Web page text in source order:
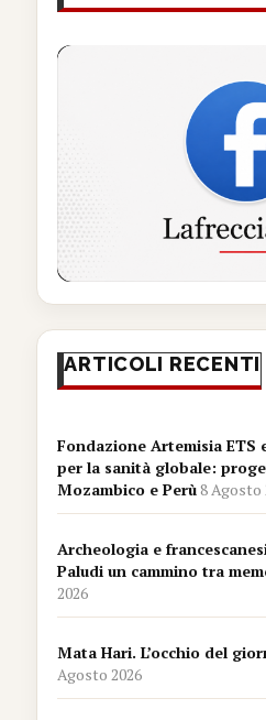
ARTICOLI RECENTI
Fondazione Artemisia ETS
per la sanità globale:
Mozambico e Perù8 Agosto
Archeologia e
Paludi un cammino tra
2026
Mata Hari. L’occhio del
Agosto 2026